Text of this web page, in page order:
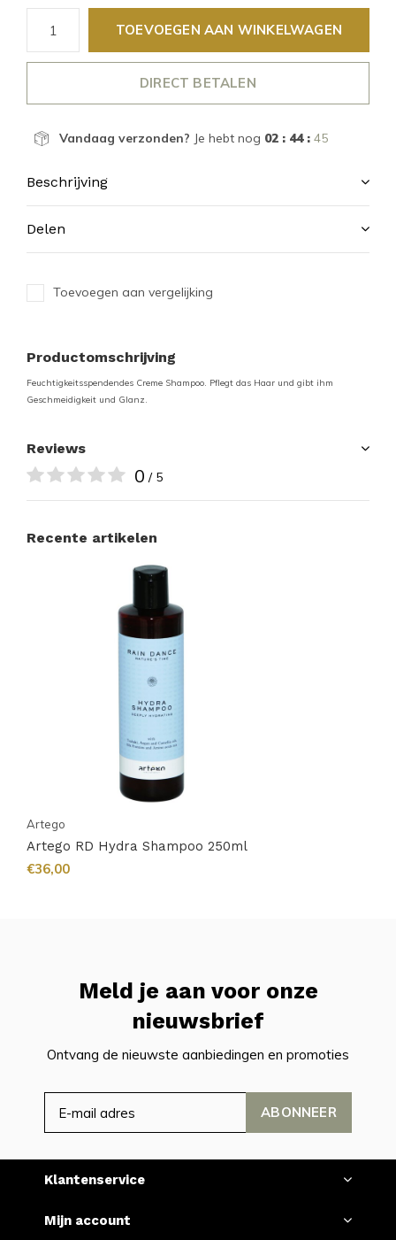
TOEVOEGEN AAN WINKELWAGEN
DIRECT BETALEN
Vandaag verzonden? Je hebt nog 02 : 44 : 45
Beschrijving
Delen
Toevoegen aan vergelijking
Productomschrijving
Feuchtigkeitsspendendes Creme Shampoo. Pflegt das Haar und gibt ihm
Geschmeidigkeit und Glanz.
Reviews
0 / 5
Recente artikelen
Artego
Artego RD Hydra Shampoo 250ml
€36,00
Meld je aan voor onze
nieuwsbrief
Ontvang de nieuwste aanbiedingen en promoties
ABONNEER
Klantenservice
Mijn account